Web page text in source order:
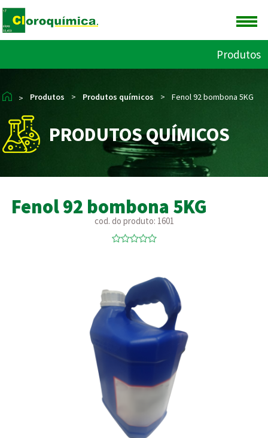
Produtos
> Produtos > Produtos químicos > Fenol 92 bombona 5KG
PRODUTOS QUÍMICOS
Fenol 92 bombona 5KG
cod. do produto: 1601